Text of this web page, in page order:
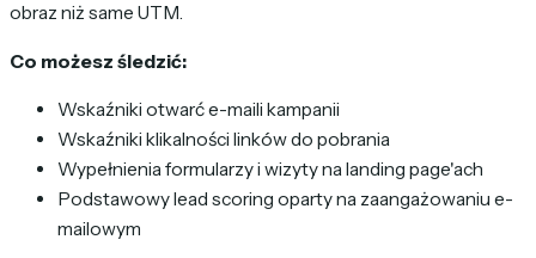
obraz niż same UTM.
Co możesz śledzić:
Wskaźniki otwarć e-maili kampanii
Wskaźniki klikalności linków do pobrania
Wypełnienia formularzy i wizyty na landing page'ach
Podstawowy lead scoring oparty na zaangażowaniu e-
mailowym